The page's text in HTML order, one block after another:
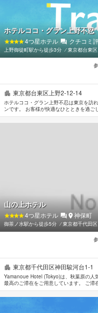
東京都台東区上野2-12-14
ホテルココ・グラン上野不忍は東京を訪
ンです。 お客様が快適なひとときを過
えております。 全室Wi-Fi無料, 24時間
の設備・サービスもぜひご利用ください
整えております。 ご滞在中、より快適
ージなどの設備・サービスをご利用い
ホテルココ・グラン上野不忍
4つ星ホテル クチコミ
上野御徒町駅から徒歩3分 ⁄東京都台東区
東京都千代田区神田駿河台1-1
Yamanoue Hotel (Tokyo)は、秋葉原の人
最高のご滞在をご用意しています。 ご滞
を重ねたこだわりのアメニティをご用意
おもてなしの心を持って丁寧にご対応し
ち着いた内装と和やかな空間に仕上が
喫煙可が備えられています。 マッサー
山の上ホテル
4つ星ホテル 神保町
御茶ノ水駅から徒歩5分 ⁄東京都千代田区